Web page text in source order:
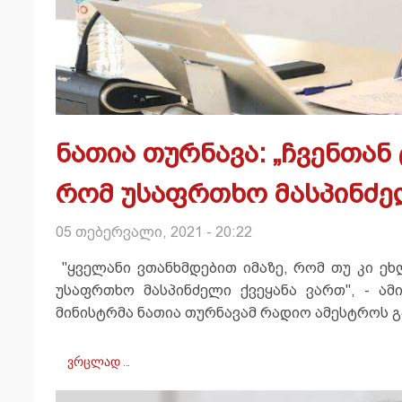
ნათია თურნავა:
რომ უსაფრთხო
05 თებერვალი, 2021 - 20:22
"ყველანი ვთანხმდებით იმაზე, რომ თუ კი
უსაფრთხო მასპინძელი ქვეყანა ვართ", -
მინისტრმა ნათია თურნავამ რადიო ამესტროს
ვრცლად …